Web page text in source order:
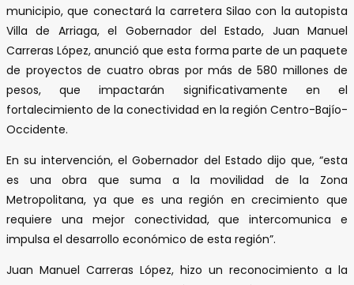
municipio, que conectará la carretera Silao con la autopista
Villa de Arriaga, el Gobernador del Estado, Juan Manuel
Carreras López, anunció que esta forma parte de un paquete
de proyectos de cuatro obras por más de 580 millones de
pesos, que impactarán significativamente en el
fortalecimiento de la conectividad en la región Centro-Bajío-
Occidente.
En su intervención, el Gobernador del Estado dijo que, “esta
es una obra que suma a la movilidad de la Zona
Metropolitana, ya que es una región en crecimiento que
requiere una mejor conectividad, que intercomunica e
impulsa el desarrollo económico de esta región”.
Juan Manuel Carreras López, hizo un reconocimiento a la